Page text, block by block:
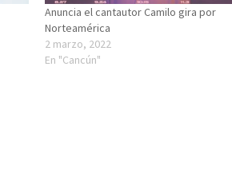
Anuncia el cantautor Camilo gira por
Norteamérica
2 marzo, 2022
En "Cancún"